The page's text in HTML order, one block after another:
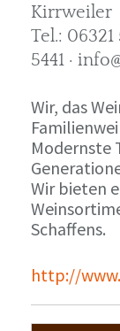
Kirrweiler
Tel.: 06321
5441 ·
Wir, das
Modernste
Wir bieten
Schaffens.
http://